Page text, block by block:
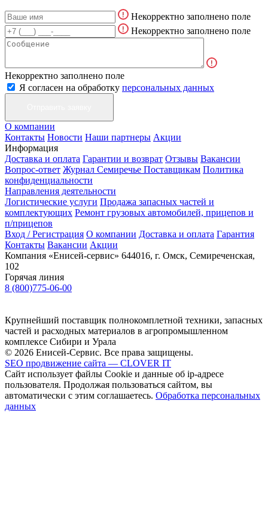
Некорректно заполнено поле
Некорректно заполнено поле
Некорректно заполнено поле
Я согласен на обработку персональных данных
О компании
Контакты Новости Наши партнеры Акции
Информация
Доставка и оплата Гарантии и возврат Отзывы Вакансии
Вопрос-ответ Журнал Семиречье Поставщикам Политика
конфиденциальности
Направления деятельности
Логистические услуги Продажа запасных частей и
комплектующих Ремонт грузовых автомобилей, прицепов и
п/прицепов
Вход / Регистрация О компании Доставка и оплата Гарантия
Контакты Вакансии Акции
Компания «Енисей-сервис» 644016, г. Омск, Семиреченская,
102
Горячая линия
8 (800)775-06-00
Крупнейший поставщик полнокомплетной техники, запасных
частей и расходных материалов в агропромышленном
комплексе Сибири и Урала
© 2026 Енисей-Сервис. Все права защищены.
SEO продвижение сайта — CLOVER IT
Сайт использует файлы Cookie и данные об ip-адресе
пользователя. Продолжая пользоваться сайтом, вы
автоматически с этим соглашаетесь. Обработка персональных
данных